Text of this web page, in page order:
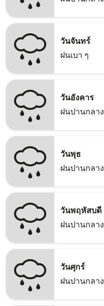
วันจันทร์
ฝนเบา ๆ
วันอังคาร
ฝนปานกลาง
วันพุธ
ฝนปานกลาง
วันพฤหัสบดี
ฝนปานกลาง
วันศุกร์
ฝนปานกลาง